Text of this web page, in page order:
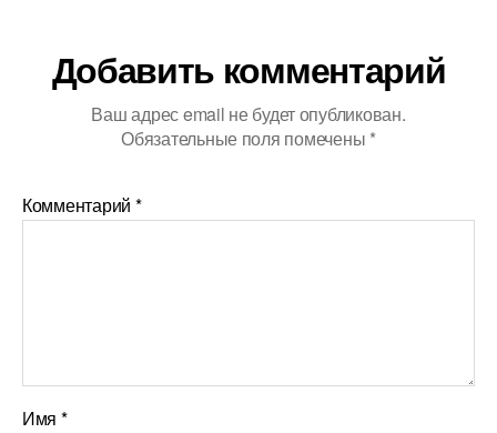
Добавить комментарий
Ваш адрес email не будет опубликован.
Обязательные поля помечены *
Комментарий *
Имя *